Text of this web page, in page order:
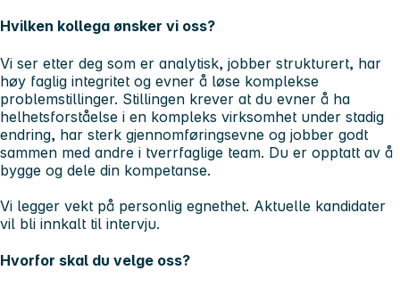
Hvilken kollega ønsker vi oss?
Vi ser etter deg som er analytisk, jobber strukturert, har
høy faglig integritet og evner å løse komplekse
problemstillinger. Stillingen krever at du evner å ha
helhetsforståelse i en kompleks virksomhet under stadig
endring, har sterk gjennomføringsevne og jobber godt
sammen med andre i tverrfaglige team. Du er opptatt av å
bygge og dele din kompetanse.
Vi legger vekt på personlig egnethet. Aktuelle kandidater
vil bli innkalt til intervju.
Hvorfor skal du velge oss?